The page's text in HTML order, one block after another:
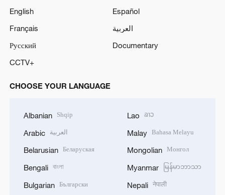
English
Español
Français
العربية
Русский
Documentary
CCTV+
CHOOSE YOUR LANGUAGE
Albanian Shqip
Arabic العربية
Belarusian Беларуская
Bengali বাংলা
Bulgarian Български
Lao ລາວ
Malay Bahasa Melayu
Mongolian Монгол
Myanmar မြန်မာဘာသာ
Nepali नेपाली